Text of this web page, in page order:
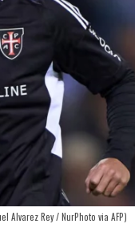
Alvarez Rey / NurPhoto via AFP)